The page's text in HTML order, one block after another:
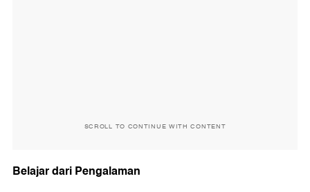
SCROLL TO CONTINUE WITH CONTENT
Belajar dari Pengalaman